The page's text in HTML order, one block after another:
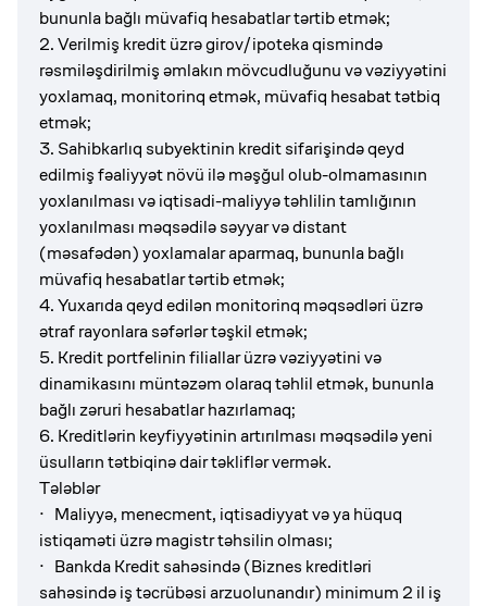
bununla bağlı müvafiq hesabatlar tərtib etmək;
2. Verilmiş kredit üzrə girov/ipoteka qismində
rəsmiləşdirilmiş əmlakın mövcudluğunu və vəziyyətini
yoxlamaq, monitorinq etmək, müvafiq hesabat tətbiq
etmək;
3. Sahibkarlıq subyektinin kredit sifarişində qeyd
edilmiş fəaliyyət növü ilə məşğul olub-olmamasının
yoxlanılması və iqtisadi-maliyyə təhlilin tamlığının
yoxlanılması məqsədilə səyyar və distant
(məsafədən) yoxlamalar aparmaq, bununla bağlı
müvafiq hesabatlar tərtib etmək;
4. Yuxarıda qeyd edilən monitorinq məqsədləri üzrə
ətraf rayonlara səfərlər təşkil etmək;
5. Kredit portfelinin filiallar üzrə vəziyyətini və
dinamikasını müntəzəm olaraq təhlil etmək, bununla
bağlı zəruri hesabatlar hazırlamaq;
6. Kreditlərin keyfiyyətinin artırılması məqsədilə yeni
üsulların tətbiqinə dair təkliflər vermək.
Tələblər
· Maliyyə, menecment, iqtisadiyyat və ya hüquq
istiqaməti üzrə magistr təhsilin olması;
· Bankda Kredit sahəsində (Biznes kreditləri
sahəsində iş təcrübəsi arzuolunandır) minimum 2 il iş